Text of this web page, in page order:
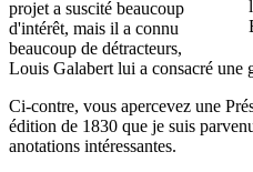
projet a suscité beaucoup
d'intérêt, mais il a connu
beaucoup de détracteurs,
Louis Galabert lui a consacré une
Ci-contre, vous apercevez une
édition de 1830 que je suis
anotations intéressantes.